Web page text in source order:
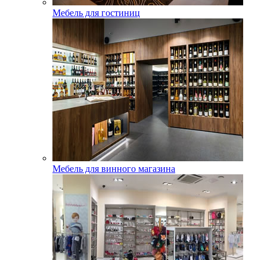
Мебель для гостиниц
Мебель для винного магазина